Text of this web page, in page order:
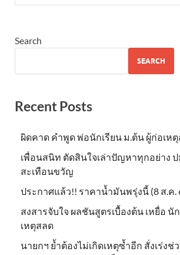
Search
SEARCH
Recent Posts
ผิดคาด คำพูด พ่อนักเรียน ม.ต้น ผู้ก่อเหตุ
เพื่อนสนิท ตัดสินใจเล่าปัญหาทุกอย่าง ป
สะเทือนขวัญ
ประกาศแล้ว!! ราคาน้ำมันพรุ่งนี้ (8 ส.ค.
สงสารจับใจ ผลชันสูตรเบื้องต้น เหยื่อ นั
เหตุสลด
นายกฯ ย้ำต้องไม่เกิดเหตุซ้ำอีก สั่งเร่งช่ว